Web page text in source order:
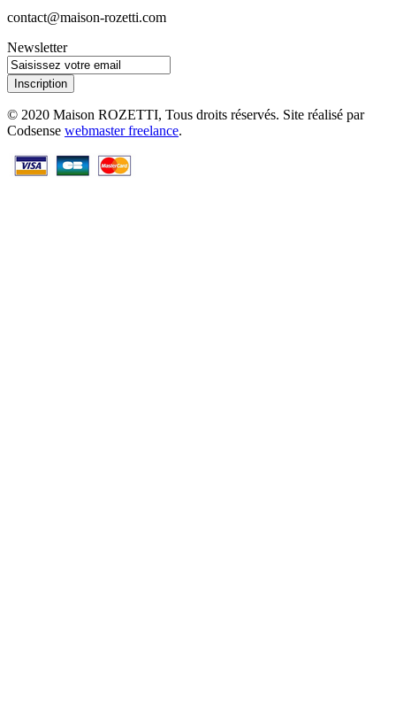
contact@maison-rozetti.com
Newsletter
Inscription
© 2020 Maison ROZETTI, Tous droits réservés. Site réalisé par
Codsense webmaster freelance.